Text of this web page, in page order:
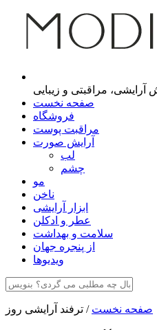
آرایشی، مراقبتی و زیبایی
صفحه نخست
فروشگاه
مراقبت پوست
آرایش صورت
لب
چشم
مو
ناخن
ابزار آرایشی
عطر و ادکلن
سلامت و بهداشت
از پنجره جهان
ویدیوها
صفحه نخست / ترفند آرایشی روز